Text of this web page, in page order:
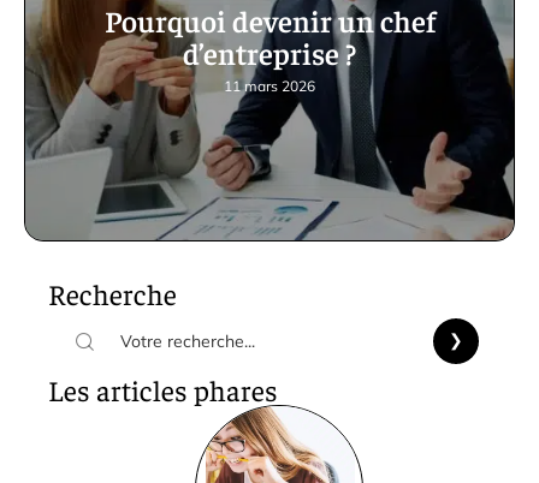
Pourquoi devenir un chef
d’entreprise ?
11 mars 2026
Recherche
Les articles phares